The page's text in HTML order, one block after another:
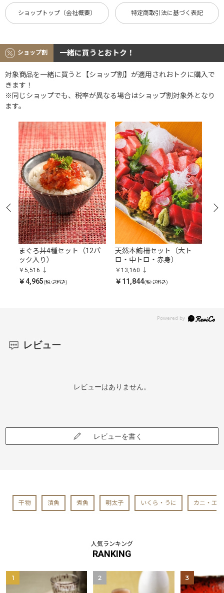
ショップトップ（会社概要） 特定商取引法に基づく表記
ショップ割 一緒に買うとおトク！
対象商品を一緒に買うと【ショップ割】が適用されおトクに購入で
きます！
※同じショップでも、税率が異なる場合はショップ割対象外となり
ます。
まぐろ丼4種セット（12パ
ック入り）
￥5,516
￥4,965(税・送料込)
天然本鮪柵セット（大ト
ロ・中トロ・赤身）
￥13,160
￥11,844(税・送料込)
レビュー
レビューはありません。
レビューを書く
干物 漬魚 煮魚 明太子 いくら・うに カニ・エビ
人気ランキング
RANKING
1 2 3